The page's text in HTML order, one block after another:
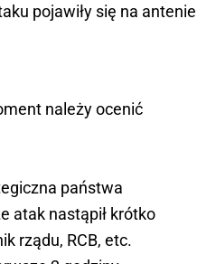
pojawiły się na antenie
należy ocenić
państwa
atak nastąpił krótko
rządu, RCB, etc.